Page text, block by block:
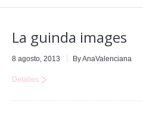
La guinda images
8 agosto, 2013 By AnaValenciana
Detalles